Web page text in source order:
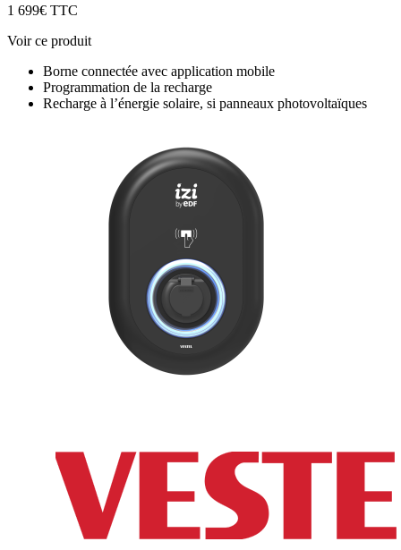
1 699€ TTC
Voir ce produit
Borne connectée avec application mobile
Programmation de la recharge
Recharge à l’énergie solaire, si panneaux photovoltaïques